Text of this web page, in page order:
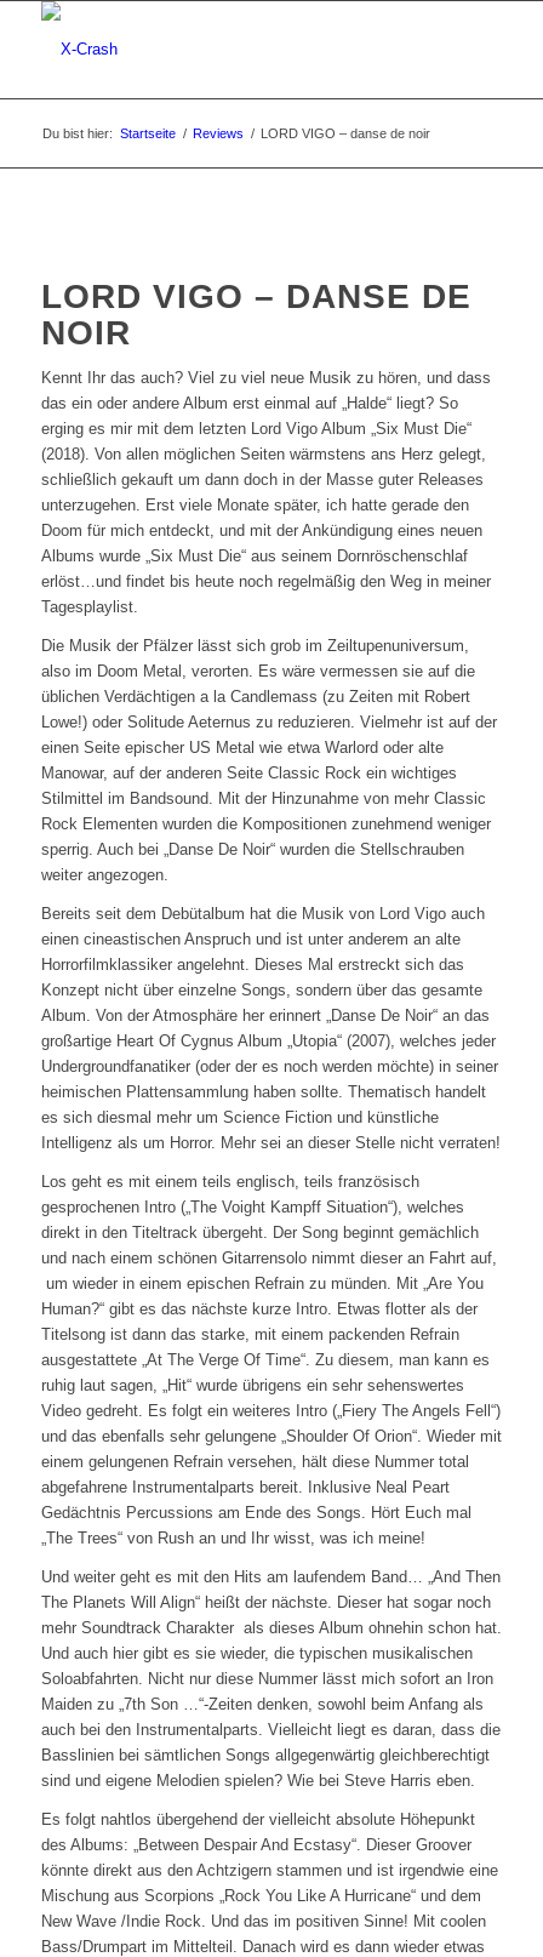
Du bist hier: Startseite / Reviews / LORD VIGO – danse de noir
LORD VIGO – DANSE DE
NOIR
Kennt Ihr das auch? Viel zu viel neue Musik zu hören, und dass
das ein oder andere Album erst einmal auf „Halde“ liegt? So
erging es mir mit dem letzten Lord Vigo Album „Six Must Die“
(2018). Von allen möglichen Seiten wärmstens ans Herz gelegt,
schließlich gekauft um dann doch in der Masse guter Releases
unterzugehen. Erst viele Monate später, ich hatte gerade den
Doom für mich entdeckt, und mit der Ankündigung eines neuen
Albums wurde „Six Must Die“ aus seinem Dornröschenschlaf
erlöst…und findet bis heute noch regelmäßig den Weg in meiner
Tagesplaylist.
Die Musik der Pfälzer lässt sich grob im Zeiltupenuniversum,
also im Doom Metal, verorten. Es wäre vermessen sie auf die
üblichen Verdächtigen a la Candlemass (zu Zeiten mit Robert
Lowe!) oder Solitude Aeternus zu reduzieren. Vielmehr ist auf der
einen Seite epischer US Metal wie etwa Warlord oder alte
Manowar, auf der anderen Seite Classic Rock ein wichtiges
Stilmittel im Bandsound. Mit der Hinzunahme von mehr Classic
Rock Elementen wurden die Kompositionen zunehmend weniger
sperrig. Auch bei „Danse De Noir“ wurden die Stellschrauben
weiter angezogen.
Bereits seit dem Debütalbum hat die Musik von Lord Vigo auch
einen cineastischen Anspruch und ist unter anderem an alte
Horrorfilmklassiker angelehnt. Dieses Mal erstreckt sich das
Konzept nicht über einzelne Songs, sondern über das gesamte
Album. Von der Atmosphäre her erinnert „Danse De Noir“ an das
großartige Heart Of Cygnus Album „Utopia“ (2007), welches jeder
Undergroundfanatiker (oder der es noch werden möchte) in seiner
heimischen Plattensammlung haben sollte. Thematisch handelt
es sich diesmal mehr um Science Fiction und künstliche
Intelligenz als um Horror. Mehr sei an dieser Stelle nicht verraten!
Los geht es mit einem teils englisch, teils französisch
gesprochenen Intro („The Voight Kampff Situation“), welches
direkt in den Titeltrack übergeht. Der Song beginnt gemächlich
und nach einem schönen Gitarrensolo nimmt dieser an Fahrt auf,
um wieder in einem epischen Refrain zu münden. Mit „Are You
Human?“ gibt es das nächste kurze Intro. Etwas flotter als der
Titelsong ist dann das starke, mit einem packenden Refrain
ausgestattete „At The Verge Of Time“. Zu diesem, man kann es
ruhig laut sagen, „Hit“ wurde übrigens ein sehr sehenswertes
Video gedreht. Es folgt ein weiteres Intro („Fiery The Angels Fell“)
und das ebenfalls sehr gelungene „Shoulder Of Orion“. Wieder mit
einem gelungenen Refrain versehen, hält diese Nummer total
abgefahrene Instrumentalparts bereit. Inklusive Neal Peart
Gedächtnis Percussions am Ende des Songs. Hört Euch mal
„The Trees“ von Rush an und Ihr wisst, was ich meine!
Und weiter geht es mit den Hits am laufendem Band… „And Then
The Planets Will Align“ heißt der nächste. Dieser hat sogar noch
mehr Soundtrack Charakter als dieses Album ohnehin schon hat.
Und auch hier gibt es sie wieder, die typischen musikalischen
Soloabfahrten. Nicht nur diese Nummer lässt mich sofort an Iron
Maiden zu „7th Son …“-Zeiten denken, sowohl beim Anfang als
auch bei den Instrumentalparts. Vielleicht liegt es daran, dass die
Basslinien bei sämtlichen Songs allgegenwärtig gleichberechtigt
sind und eigene Melodien spielen? Wie bei Steve Harris eben.
Es folgt nahtlos übergehend der vielleicht absolute Höhepunkt
des Albums: „Between Despair And Ecstasy“. Dieser Groover
könnte direkt aus den Achtzigern stammen und ist irgendwie eine
Mischung aus Scorpions „Rock You Like A Hurricane“ und dem
New Wave /Indie Rock. Und das im positiven Sinne! Mit coolen
Bass/Drumpart im Mittelteil. Danach wird es dann wieder etwas